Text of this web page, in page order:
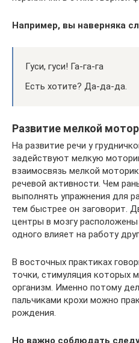
Например, вы наверняка
Гуси, гуси! Га-га-га
Есть хотите? Да-да-да.
Развитие мелкой
На развитие речи у
задействуют мелкую
взаимосвязь мелкой
речевой активности. Чем
выполнять упражнения для
тем быстрее он заговорит.
центры в мозгу
одного влияет на работу
В восточных практиках
точки, стимуляция которых
организм. Именно потому
пальчиками крохи можно
рождения.
Но важно соблюдать